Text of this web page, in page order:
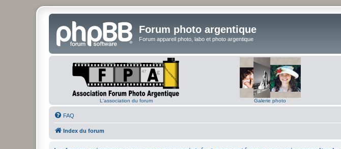
Forum photo argentique
Forum appareil photo, labo et photo argentique
L'association du forum Galerie photo
FAQ
Index du forum